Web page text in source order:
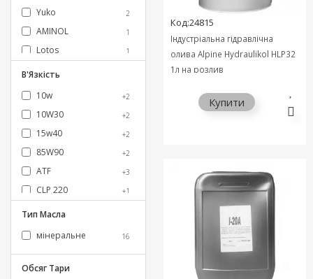
Yuko 2
AMINOL 1
Lotos 1
SPUTNIK
В'Язкість
10w
+2
10W30 +2
15w40 +2
85W90 +2
ATF +3
CLP 220 +1
H100
HLP 150
Тип Масла
мінеральне
16
Обсяг Тари
Код:24815
Індустріальна гідравлічна
олива Alpine Hydraulikol HLP32
1л на розлив
Купити